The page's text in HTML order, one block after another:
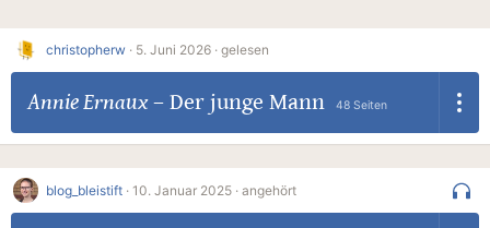
christopherw · 5. Juni 2026 · gelesen
Annie Ernaux– Der junge Mann 48 Seiten
blog_bleistift · 10. Januar 2025 · angehört